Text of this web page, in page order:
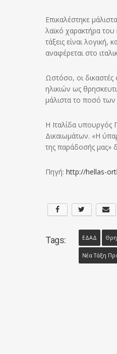
Επικαλέστηκε
λαϊκό χαρακτήρα του
τάξεις είναι
αναφέρεται στο
Ωστόσο, οι
ηλικιών ως
μάλιστα το ποσό
Η Ιταλίδα υπουργός
Δικαιωμάτων. «Η
της παράδοσής
Πηγή: http://hellas-
Tags: ΕΔΑΔ
Νέα Τάξη